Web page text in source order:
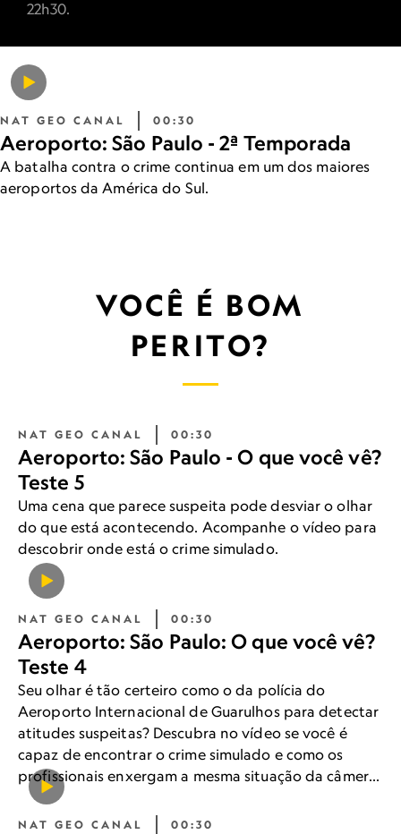
22h30.
NAT GEO CANAL 00:30
Aeroporto: São Paulo - 2ª Temporada
A batalha contra o crime continua em um dos maiores
aeroportos da América do Sul.
VOCÊ É BOM
PERITO?
NAT GEO CANAL 00:30
Aeroporto: São Paulo - O que você vê?
Teste 5
Uma cena que parece suspeita pode desviar o olhar
do que está acontecendo. Acompanhe o vídeo para
descobrir onde está o crime simulado.
NAT GEO CANAL 00:30
Aeroporto: São Paulo: O que você vê?
Teste 4
Seu olhar é tão certeiro como o da polícia do
Aeroporto Internacional de Guarulhos para detectar
atitudes suspeitas? Descubra no vídeo se você é
capaz de encontrar o crime simulado e como os
profissionais enxergam a mesma situação da câmera
de segurança.
NAT GEO CANAL 00:30